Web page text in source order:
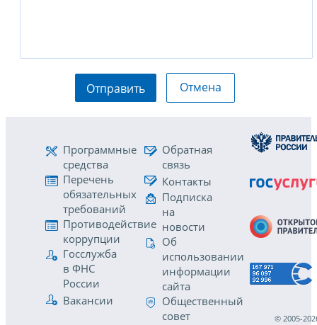
Отправить Отмена
Программные
средства
Перечень
обязательных
требований
Противодействие
коррупции
Госслужба
в ФНС
России
Вакансии
Обратная
связь
Контакты
Подписка
на
новости
Об
использовании
информации
сайта
Общественный
совет
© 2005-